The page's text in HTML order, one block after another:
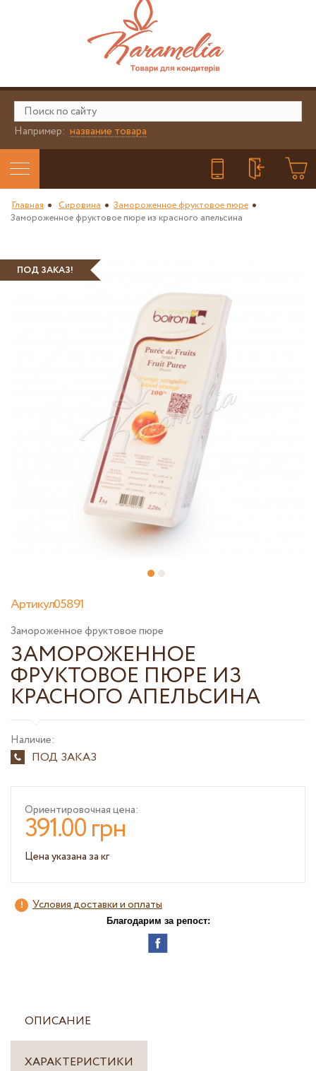
Например: название товара
Главная Сировина
Замороженное фруктовое пюре
Замороженное фруктовое пюре из красного апельсина
ПОД ЗАКАЗ!
Артикул05891
Замороженное фруктовое пюре
ЗАМОРОЖЕННОЕ
ФРУКТОВОЕ ПЮРЕ ИЗ
КРАСНОГО АПЕЛЬСИНА
Наличие:
ПОД ЗАКАЗ
Ориентировочная цена:
391.00 грн
Цена указана за кг
Условия доставки и оплаты
Благодарим за репост:
ОПИСАНИЕ
ХАРАКТЕРИСТИКИ